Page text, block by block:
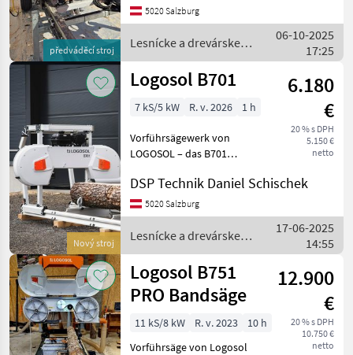
Lesnicke A
Drevarske
Stroje
Pasova
Pila
Logosol
VYBRAT
KATEGORII
Logosol
Mebor
Trak-Met
Hans Schreiner
Hammer
Wood-Mizer
předváděcí stroj
Vorführmaschine Unsere
LOGOSOL B1001 Hydraulik-
Vorführsäge steht ab
5020 Salzburg
Lesnícke a drevárske
stroje / Logosol
06-10-2025
17:25
Nový stroj
Logosol B701
6.180
€
20 % s DPH
5.150 €
netto
7 kS/5 kW R. v. 2026 1 h
Vorführsägewerk von
LOGOSOL – das B701
Elektro Motor bereits
montiert und eingestellt
zur Abholung in Golling an
der Salzach ➡️ Robust. Präzi
DSP Technik Daniel Schischek
5020 Salzburg
Lesnícke a drevárske
stroje / Logosol
17-06-2025
14:55
Logosol B751
PRO Bandsäge
12.900
€
20 % s DPH
10.750 €
netto
11 kS/8 kW R. v. 2023
10 h
Vorführsäge von Logosol